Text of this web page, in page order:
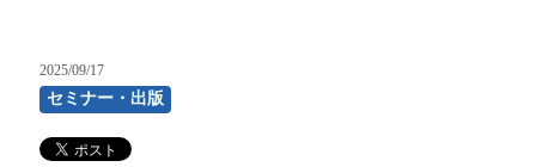
2025/09/17
セミナー・出版